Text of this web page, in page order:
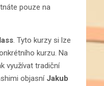
pouze na
. Tyto kurzy si lze
kurzu. Na
využívat tradiční
objasní Jakub